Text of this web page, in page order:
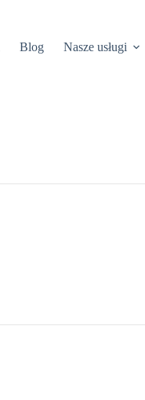
Blog Nasze usługi